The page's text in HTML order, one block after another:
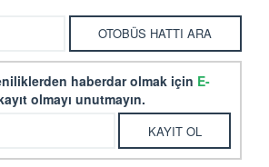
haberdar olmak için E-
olmayı unutmayın.